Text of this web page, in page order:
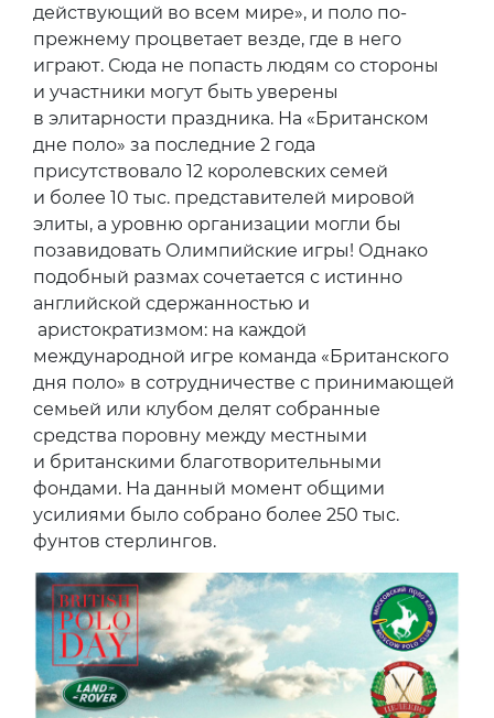
действующий во всем мире», и поло по-
прежнему процветает везде, где в него
играют. Сюда не попасть людям со стороны
и участники могут быть уверены
в элитарности праздника. На «Британском
дне поло» за последние 2 года
присутствовало 12 королевских семей
и более 10 тыс. представителей мировой
элиты, а уровню организации могли бы
позавидовать Олимпийские игры! Однако
подобный размах сочетается с истинно
английской сдержанностью и
аристократизмом: на каждой
международной игре команда «Британского
дня поло» в сотрудничестве с принимающей
семьей или клубом делят собранные
средства поровну между местными
и британскими благотворительными
фондами. На данный момент общими
усилиями было собрано более 250 тыс.
фунтов стерлингов.